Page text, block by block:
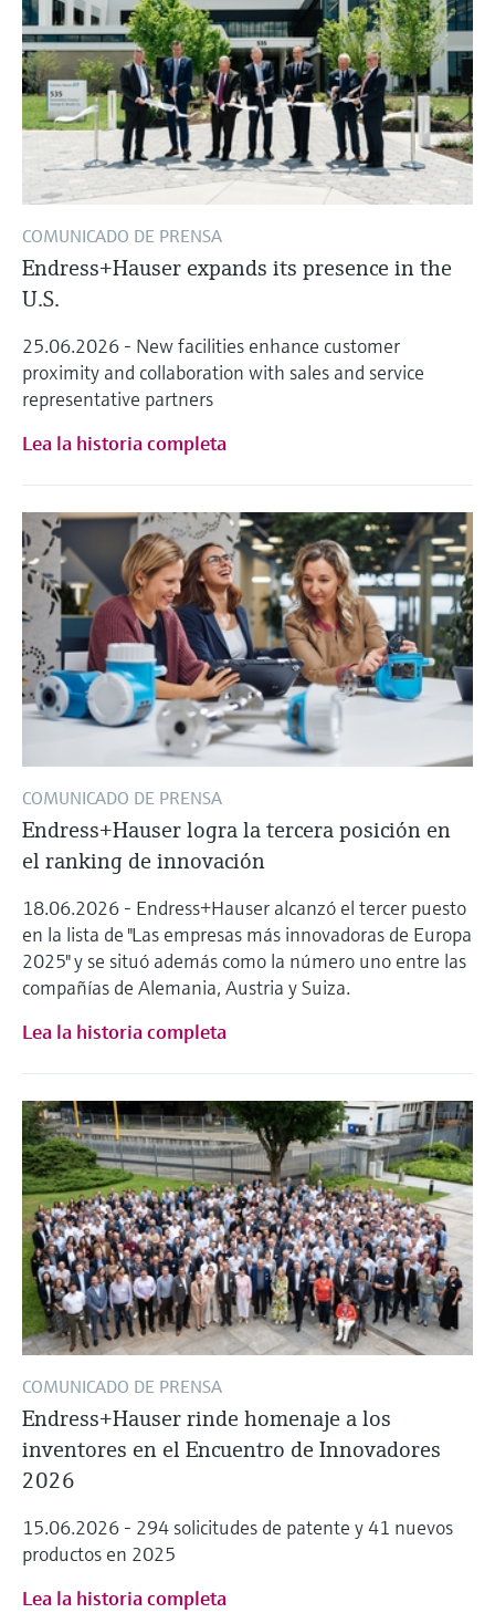
COMUNICADO DE PRENSA
Endress+Hauser expands its presence in the
U.S.
25.06.2026 - New facilities enhance customer
proximity and collaboration with sales and service
representative partners
Lea la historia completa
COMUNICADO DE PRENSA
Endress+Hauser logra la tercera posición en
el ranking de innovación
18.06.2026 - Endress+Hauser alcanzó el tercer puesto
en la lista de "Las empresas más innovadoras de Europa
2025" y se situó además como la número uno entre las
compañías de Alemania, Austria y Suiza.
Lea la historia completa
COMUNICADO DE PRENSA
Endress+Hauser rinde homenaje a los
inventores en el Encuentro de Innovadores
2026
15.06.2026 - 294 solicitudes de patente y 41 nuevos
productos en 2025
Lea la historia completa